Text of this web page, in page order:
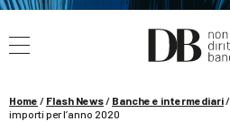
WEBINAR / 1°
La riforma del sistema
Home / Flash News/ Banche e intermediari/
importi per l’anno 2020